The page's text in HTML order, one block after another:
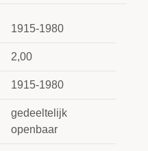
1915-1980
2,00
1915-1980
gedeeltelijk
openbaar